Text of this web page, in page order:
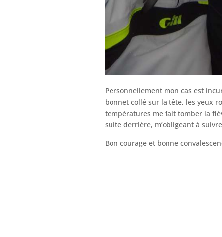
Personnellement mon cas est
bonnet collé sur la tête, les yeux
températures me fait tomber la
suite derrière, m’obligeant à
Bon courage et bonne